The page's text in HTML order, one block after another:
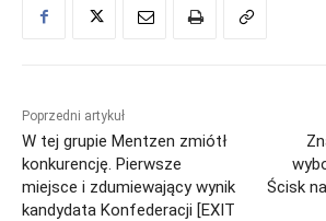
Poprzedni artykuł
W tej grupie Mentzen zmiótł
konkurencję. Pierwsze
miejsce i zdumiewający wynik
kandydata Konfederacji [EXIT
Ścisk